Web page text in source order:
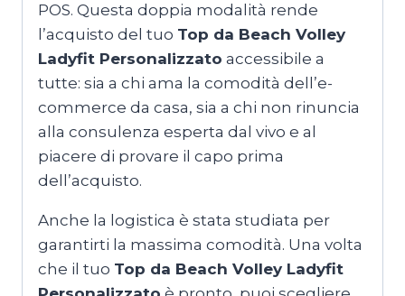
POS. Questa doppia modalità rende
l’acquisto del tuo Top da Beach Volley
Ladyfit Personalizzato accessibile a
tutte: sia a chi ama la comodità dell’e-
commerce da casa, sia a chi non rinuncia
alla consulenza esperta dal vivo e al
piacere di provare il capo prima
dell’acquisto.
Anche la logistica è stata studiata per
garantirti la massima comodità. Una volta
che il tuo Top da Beach Volley Ladyfit